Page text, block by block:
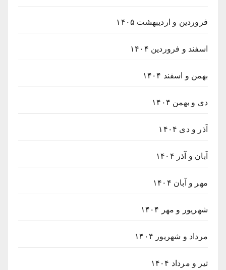
فروردین و اردیبهشت ۱۴۰۵
اسفند و فروردین ۱۴۰۴
بهمن و اسفند ۱۴۰۴
دی و بهمن ۱۴۰۴
آذر و دی ۱۴۰۴
آبان و آذر ۱۴۰۴
مهر و آبان ۱۴۰۴
شهریور و مهر ۱۴۰۴
مرداد و شهریور ۱۴۰۴
تیر و مرداد ۱۴۰۴